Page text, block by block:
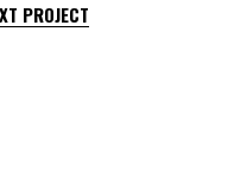
PROJECT